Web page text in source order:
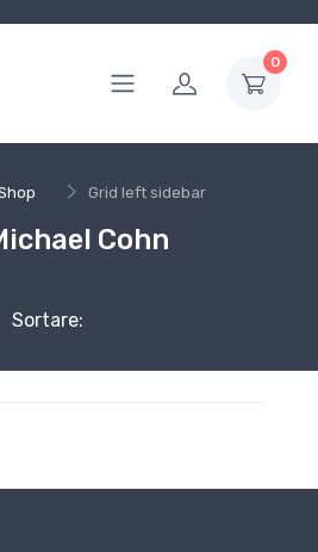
0
Grid left sidebar
Cohn
Sortare: